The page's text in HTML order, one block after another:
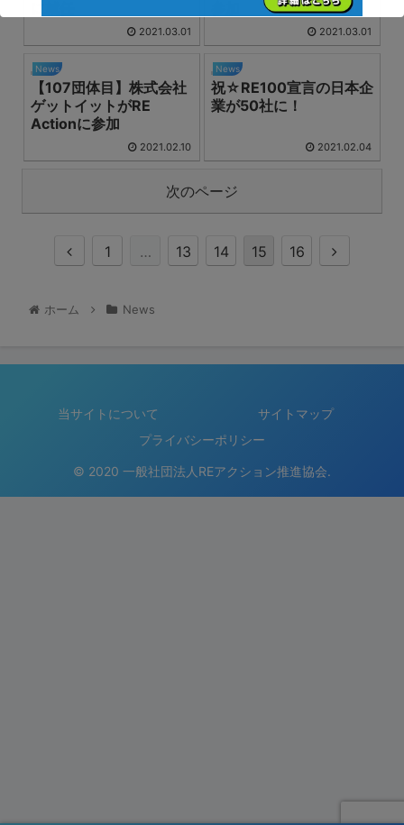
2021.03.01 2021.03.01
News
【107団体目】株式会社
ゲットイットがRE
Actionに参加
2021.02.10
News
祝☆RE100宣言の日本企
業が50社に！
2021.02.04
次のページ
1 … 13 14 15 16
ホーム News
当サイトについて
サイトマップ
プライバシーポリシー
© 2020 一般社団法人REアクション推進協会.